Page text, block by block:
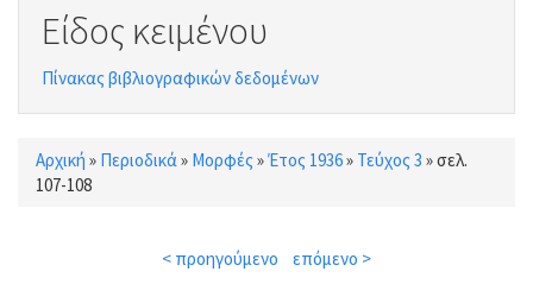
Είδος κειμένου
Πίνακας βιβλιογραφικών δεδομένων
Είστε εδώ
Αρχική » Περιοδικά » Μορφές »Έτος 1936» Τεύχος 3 »σελ.
107-108
< προηγούμενο επόμενο >